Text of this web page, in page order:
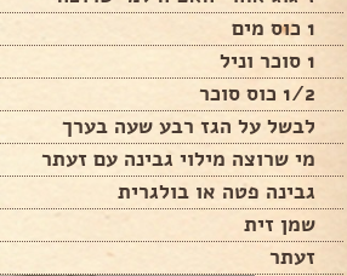
1 כוס מים
1 סוכר וניל
1/2 כוס סוכר
לבשל על הגז רבע שעה בערך
מי שרוצה מילוי גבינה עם זעתר
גבינה פטה או בולגרית
שמן זית
זעתר